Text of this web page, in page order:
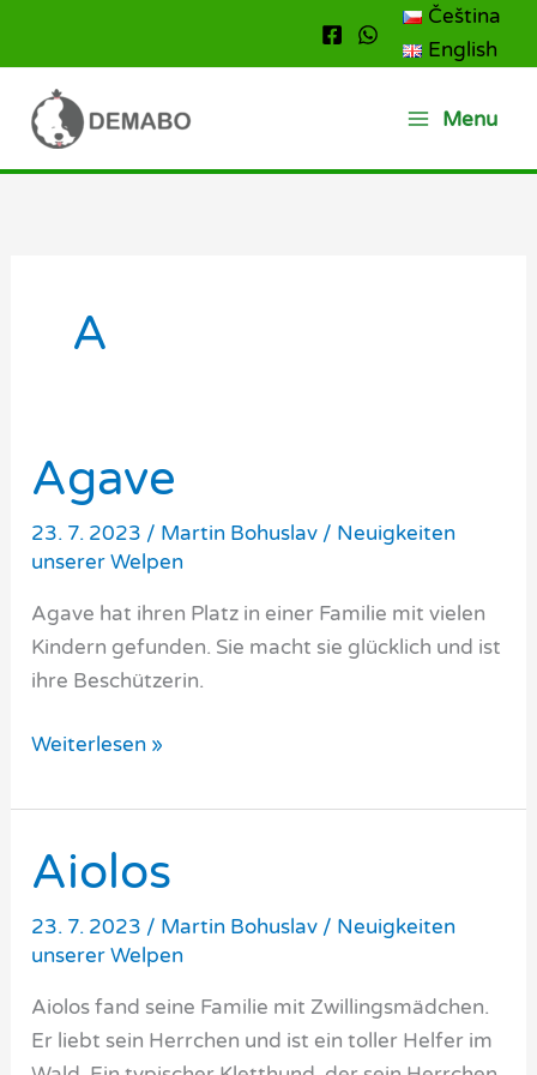
Čeština
English
Menu
A
Agave
23. 7. 2023 / Martin Bohuslav / Neuigkeiten
unserer Welpen
Agave hat ihren Platz in einer Familie mit vielen
Kindern gefunden. Sie macht sie glücklich und ist
ihre Beschützerin.
Agave
Weiterlesen »
Aiolos
23. 7. 2023 / Martin Bohuslav / Neuigkeiten
unserer Welpen
Aiolos fand seine Familie mit Zwillingsmädchen.
Er liebt sein Herrchen und ist ein toller Helfer im